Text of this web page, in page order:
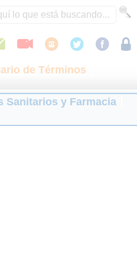
de Términos
Sanitarios y Farmacia